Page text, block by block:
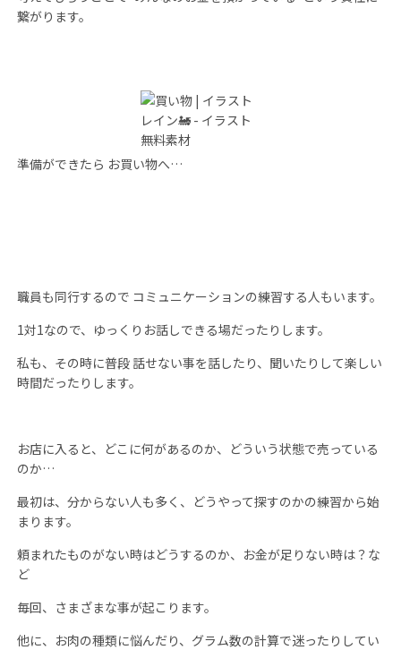
繋がります。
準備ができたら お買い物へ…
職員も同行するので コミュニケーションの練習する人もいます。
1対1なので、ゆっくりお話しできる場だったりします。
私も、その時に普段 話せない事を話したり、聞いたりして楽しい
時間だったりします。
お店に入ると、どこに何があるのか、どういう状態で売っている
のか…
最初は、分からない人も多く、どうやって探すのかの練習から始
まります。
頼まれたものがない時はどうするのか、お金が足りない時は？な
ど
毎回、さまざまな事が起こります。
他に、お肉の種類に悩んだり、グラム数の計算で迷ったりしてい